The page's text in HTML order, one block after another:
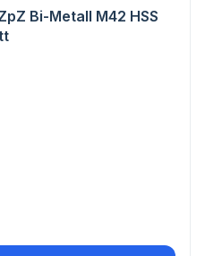
Bi-Metall M42 HSS